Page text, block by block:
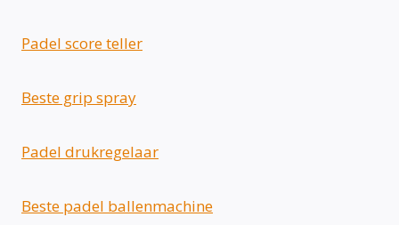
Padel score teller
Beste grip spray
Padel drukregelaar
Beste padel ballenmachine